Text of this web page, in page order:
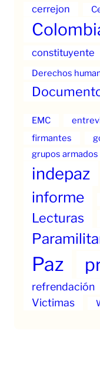
cerrejon
constituyente
Derechos
EMC
firmantes
grupos armados
indepaz
informe
Lecturas
Paz
refrendación
Victimas